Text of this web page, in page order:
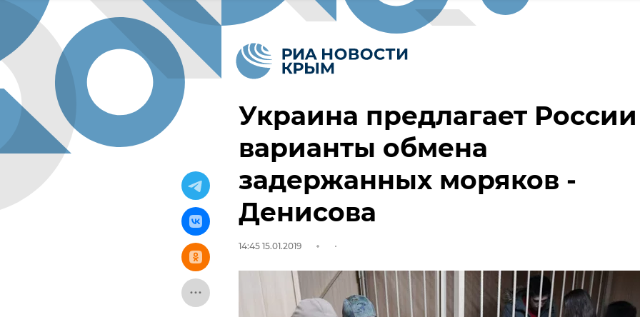
Украина предлагает России
варианты обмена
задержанных моряков -
Денисова
14:45 15.01.2019